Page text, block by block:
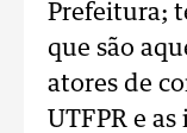
Prefeitura;
que são
atores de
UTFPR e